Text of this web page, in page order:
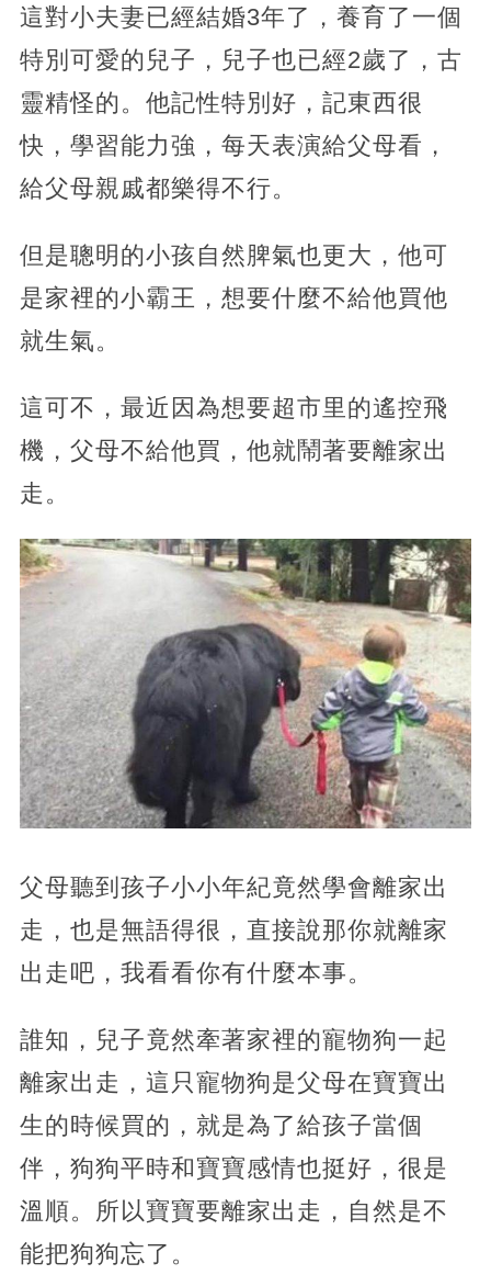
這對小夫妻已經結婚3年了，養育了一個
特別可愛的兒子，兒子也已經2歲了，古
靈精怪的。他記性特別好，記東西很
快，學習能力強，每天表演給父母看，
給父母親戚都樂得不行。
但是聰明的小孩自然脾氣也更大，他可
是家裡的小霸王，想要什麼不給他買他
就生氣。
這可不，最近因為想要超市里的遙控飛
機，父母不給他買，他就鬧著要離家出
走。
父母聽到孩子小小年紀竟然學會離家出
走，也是無語得很，直接說那你就離家
出走吧，我看看你有什麼本事。
誰知，兒子竟然牽著家裡的寵物狗一起
離家出走，這只寵物狗是父母在寶寶出
生的時候買的，就是為了給孩子當個
伴，狗狗平時和寶寶感情也挺好，很是
溫順。所以寶寶要離家出走，自然是不
能把狗狗忘了。